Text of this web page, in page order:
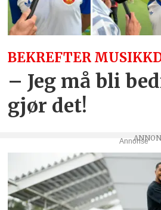
BEKREFTER
– Jeg må bli
gjør det!
Annonse